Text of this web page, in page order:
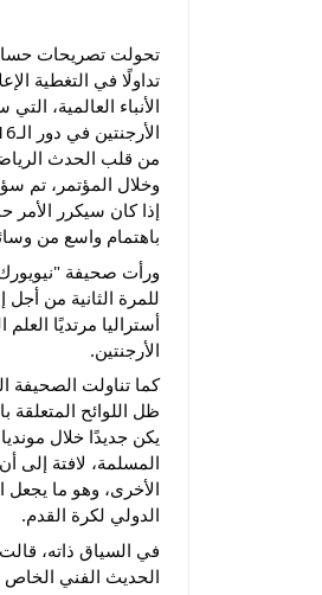
تحولت تصريحات
الأنباء العالمية،
من قلب الحدث
وخلال المؤتمر، تم
إذا كان سيكرر الأمر
باهتمام واسع من
ورأت صحيفة
للمرة الثانية من
أستراليا مرتديًا
الأرجنتين.
كما تناولت الصحيفة
ظل اللوائح
المسلمة، لافتة إلى
الأخرى، وهو ما يجعل
الدولي لكرة القدم.
في السياق ذاته،